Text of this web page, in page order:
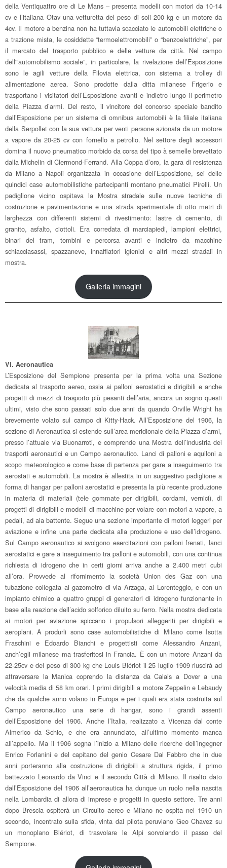
della Ventiquattro ore di Le Mans – presenta modelli con motori da 10-14
cv e l’italiana Otav una vetturetta del peso di soli 200 kg e un motore da
4cv. Il motore a benzina non ha tuttavia scacciato le automobili elettriche o
a trazione mista, le cosiddette “termoelettromobili” o “benzoelettriche”, per
il mercato del trasporto pubblico e delle vetture da città. Nel campo
dell'”automobilismo sociale”, in particolare, la rivelazione dell’Esposizione
sono le agili vetture della Filovia elettrica, con sistema a trolley di
alimentazione aerea. Sono prodotte dalla ditta milanese Frigerio e
trasportano i visitatori dell’Esposizione avanti e indietro lungo il perimetro
della Piazza d’armi. Del resto, il vincitore del concorso speciale bandito
dall’Esposizione per un sistema di omnibus automobili è la filiale italiana
della Serpollet con la sua vettura per venti persone azionata da un motore
a vapore da 20-25 cv con fornello a petrolio. Nel settore degli accessori
domina il nuovo pneumatico morbido da corsa del tipo à semelle brevettato
dalla Michelin di Clermond-Ferrand. Alla Coppa d’oro, la gara di resistenza
da Milano a Napoli organizzata in occasione dell’Esposizione, sei delle
quindici case automobilistiche partecipanti montano pneumatici Pirelli. Un
padiglione vicino ospitava la Mostra stradale sulle nuove tecniche di
costruzione e pavimentazione e una strada sperimentale di otto metri di
larghezza con differenti sistemi di rivestimento: lastre di cemento, di
granito, asfalto, ciottoli. Era corredata di marciapiedi, lampioni elettrici,
binari del tram, tombini e percorsa avanti e indietro da macchine
schiacciasassi, spazzaneve, innaffiatori igienici e altri mezzi stradali in
mostra.
Galleria immagini
VI. Aeronautica
L’Esposizione del Sempione presenta per la prima volta una Sezione
dedicata al trasporto aereo, ossia ai palloni aerostatici e dirigibili e anche
progetti di mezzi di trasporto più pesanti dell’aria, ancora un sogno questi
ultimi, visto che sono passati solo due anni da quando Orville Wright ha
brevemente volato sul campo di Kitty-Hack. All’Esposizione del 1906, la
sezione di Aeronautica si estende sull’area meridionale della Piazza d’armi,
presso l’attuale via Buonarroti, e comprende una Mostra dell’industria dei
trasporti aeronautici e un Campo aeronautico. Lanci di palloni e aquiloni a
scopo meteorologico e come base di partenza per gare a inseguimento tra
aerostati e automobili. La mostra è allestita in un suggestivo padiglione a
forma di hangar per palloni aerostatici e presenta la più recente produzione
in materia di materiali (tele gommate per dirigibili, cordami, vernici), di
progetti di dirigibili e modelli di macchine per volare con motori a vapore, a
pedali, ad ala battente. Segue una sezione importante di motori leggeri per
aviazione e infine una parte dedicata alla produzione e uso dell’idrogeno.
Sul Campo aeronautico si svolgono esercitazioni con palloni frenati, lanci
aerostatici e gare a inseguimento tra palloni e automobili, con una continua
richiesta di idrogeno che in certi giorni arriva anche a 2.400 metri cubi
all’ora. Provvede al rifornimento la società Union des Gaz con una
tubazione collegata al gazometro di via Arzaga, al Lorenteggio, e con un
impianto chimico a quattro gruppi di generatori di idrogeno funzionante in
base alla reazione dell’acido solforico diluito su ferro. Nella mostra dedicata
ai motori per aviazione spiccano i propulsori alleggeriti per dirigibili e
aeroplani. A produrli sono case automobilistiche di Milano come Isotta
Fraschini e Edoardo Bianchi e progettisti come Alessandro Anzani,
anch’egli milanese ma trasferitosi in Francia. È con un motore Anzani da
22-25cv e del peso di 300 kg che Louis Blériot il 25 luglio 1909 riuscirà ad
attraversare la Manica coprendo la distanza da Calais a Dover a una
velocità media di 58 km orari. I primi dirigibili a motore Zeppelin e Lebaudy
che da qualche anno volano in Europa e per i quali era stata costruita sul
Campo aeronautico una serie di hangar, sono i grandi assenti
dell’Esposizione del 1906. Anche l’Italia, realizzato a Vicenza dal conte
Almerico da Schio, e che era annunciato, all’ultimo momento manca
all’appello. Ma il 1906 segna l’inizio a Milano delle ricerche dell’ingegner
Enrico Forlanini e del capitano del genio Cesare Dal Fabbro che in due
anni porteranno alla costruzione di dirigibili a struttura rigida, il primo
battezzato Leonardo da Vinci e il secondo Città di Milano. Il risalto dato
dall’Esposizione del 1906 all’aeronautica ha dunque un ruolo nella nascita
nella Lombardia di allora di imprese e progetti in questo settore. Tre anni
dopo Brescia ospiterà un Circuito aereo e Milano ne ospita nel 1910 un
secondo, incentrato sulla sfida, vinta dal pilota peruviano Geo Chavez su
un monoplano Blériot, di trasvolare le Alpi sorvolando il passo del
Sempione.